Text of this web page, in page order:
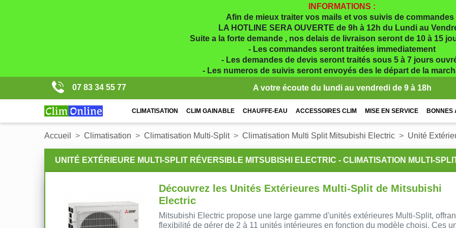
INFORMATIONS :
Afin de mieux traiter vos mails et vos suivis de commandes
LA HOTLINE SERA OUVERTE de 9h à 12h du Lundi au
Suite a la forte demande , nos delais de livraison seront de 10 à 15
- Les commandes seront traitées immediatement
- Les demandes de devis seront traités sous 5 à 7 jours
- Les numeros de suivis seront envoyés des le départ de la
07 83 34 55 77
A votre écoute du lundi au vendredi de 9 à 18h
CLIMATISATION CLIM GAINABLE CHAUFFE-EAU ACCESSOIRES CLIM MISE EN SERVICE BONNES
Accueil Climatisation Climatisation Multi-Split Climatisation Multi Split Mitsubishi Electric Unité
UNITÉ EXTÉRIEURE MULTI-SPLIT RÉVERSIBLE MITSUBISHI ELECTRIC - CLIMATISATION MULTI-
Découvrez les Unités Extérieures Multi-Split de Mitsubishi
Electric
Mitsubishi Electric propose une large gamme d'unités extérieures Multi-Split,
flexibilité de gérer de 2 à 11 unités intérieures en fonction du modèle choisi. Ces